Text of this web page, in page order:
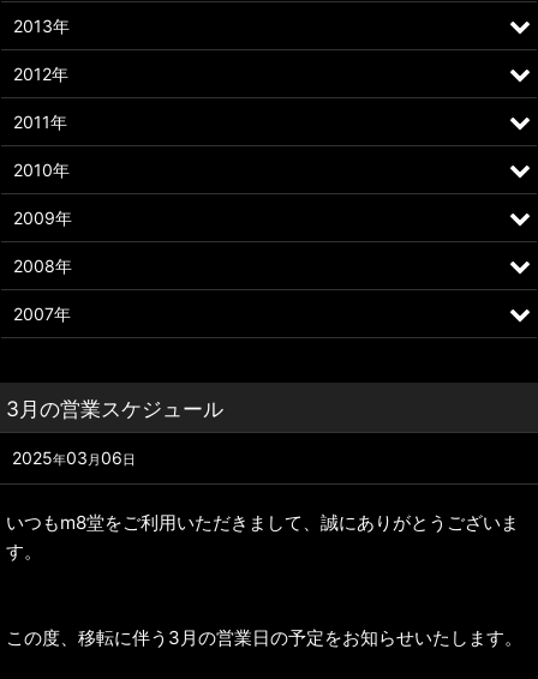
3月の営業スケジュール
2025年03 月06日
いつもm8堂をご利用いただきまして、誠にありがとうございま
す。
この度、移転に伴う3月の営業日の予定をお知らせいたします。
2013年
2012年
2011年
2010年
2009年
2008年
2007年